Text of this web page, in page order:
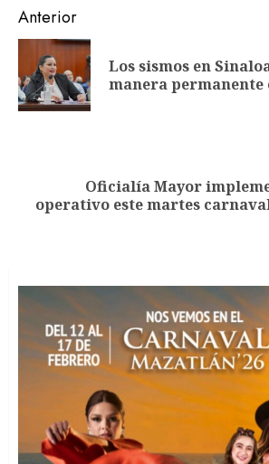
Navegación
de
entradas
Anterior
Los sismos en
manera permanente
Siguiente
entrada:
Oficialía Mayor
operativo este martes